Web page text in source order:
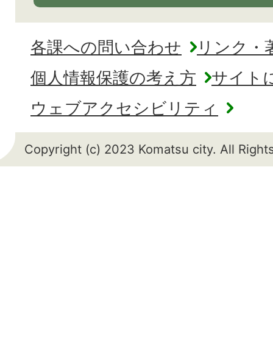
各課への問い合わせ
リンク・
個人情報保護の考え方
サイト
ウェブアクセシビリティ
Copyright (c) 2023 Komatsu city. All